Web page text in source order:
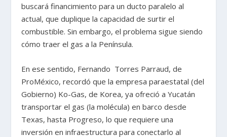
buscará financimiento para un ducto paralelo al
actual, que duplique la capacidad de surtir el
combustible. Sin embargo, el problema sigue siendo
cómo traer el gas a la Península.
En ese sentido, Fernando Torres Parraud, de
ProMéxico, recordó que la empresa paraestatal (del
Gobierno) Ko-Gas, de Korea, ya ofreció a Yucatán
transportar el gas (la molécula) en barco desde
Texas, hasta Progreso, lo que requiere una
inversión en infraestructura para conectarlo al